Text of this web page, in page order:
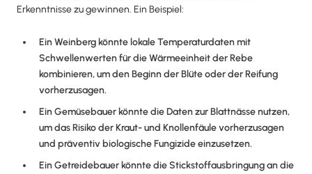
Erkenntnisse zu gewinnen. Ein Beispiel:
Ein Weinberg könnte lokale Temperaturdaten mit
Schwellenwerten für die Wärmeeinheit der Rebe
kombinieren, um den Beginn der Blüte oder der Reifung
vorherzusagen.
Ein Gemüsebauer könnte die Daten zur Blattnässe nutzen,
um das Risiko der Kraut- und Knollenfäule vorherzusagen
und präventiv biologische Fungizide einzusetzen.
Ein Getreidebauer könnte die Stickstoffausbringung an die